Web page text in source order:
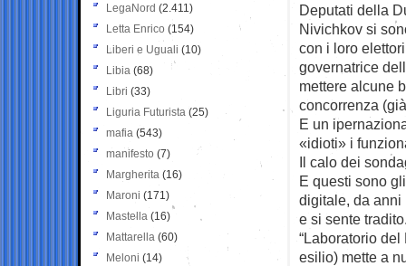
Deputati della
Nivichkov si
con i loro
governatrice
mettere alcune
concorrenza
E un
«idioti» i
Il calo dei
E questi sono
digitale, da anni
e si sente
“Laboratorio
esilio) mette a
LegaNord (2.411)
Letta Enrico (154)
Liberi e Uguali (10)
Libia (68)
Libri (33)
Liguria Futurista (25)
mafia (543)
manifesto (7)
Margherita (16)
Maroni (171)
Mastella (16)
Mattarella (60)
Meloni (14)